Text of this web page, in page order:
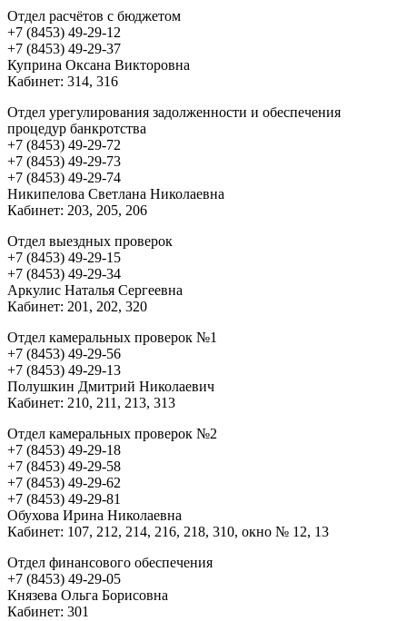
Отдел расчётов с бюджетом
+7 (8453) 49-29-12
+7 (8453) 49-29-37
Куприна Оксана Викторовна
Кабинет: 314, 316
Отдел урегулирования задолженности и обеспечения
процедур банкротства
+7 (8453) 49-29-72
+7 (8453) 49-29-73
+7 (8453) 49-29-74
Никипелова Светлана Николаевна
Кабинет: 203, 205, 206
Отдел выездных проверок
+7 (8453) 49-29-15
+7 (8453) 49-29-34
Аркулис Наталья Сергеевна
Кабинет: 201, 202, 320
Отдел камеральных проверок №1
+7 (8453) 49-29-56
+7 (8453) 49-29-13
Полушкин Дмитрий Николаевич
Кабинет: 210, 211, 213, 313
Отдел камеральных проверок №2
+7 (8453) 49-29-18
+7 (8453) 49-29-58
+7 (8453) 49-29-62
+7 (8453) 49-29-81
Обухова Ирина Николаевна
Кабинет: 107, 212, 214, 216, 218, 310, окно № 12, 13
Отдел финансового обеспечения
+7 (8453) 49-29-05
Князева Ольга Борисовна
Кабинет: 301